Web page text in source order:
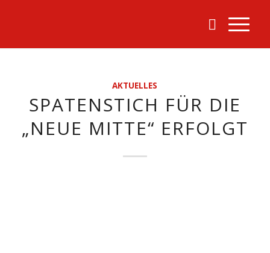
AKTUELLES
SPATENSTICH FÜR DIE
„NEUE MITTE“ ERFOLGT